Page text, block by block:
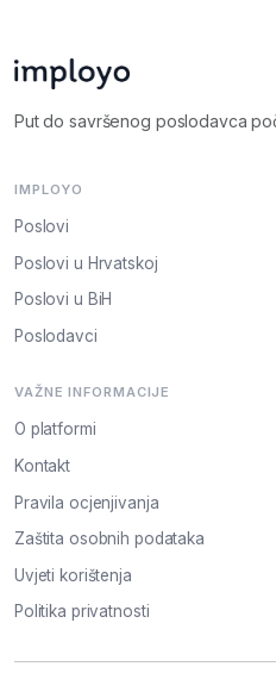
Put do savršenog poslodavca
IMPLOYO
Poslovi
Poslovi u Hrvatskoj
Poslovi u BiH
Poslodavci
VAŽNE INFORMACIJE
O platformi
Kontakt
Pravila ocjenjivanja
Zaštita osobnih podataka
Uvjeti korištenja
Politika privatnosti